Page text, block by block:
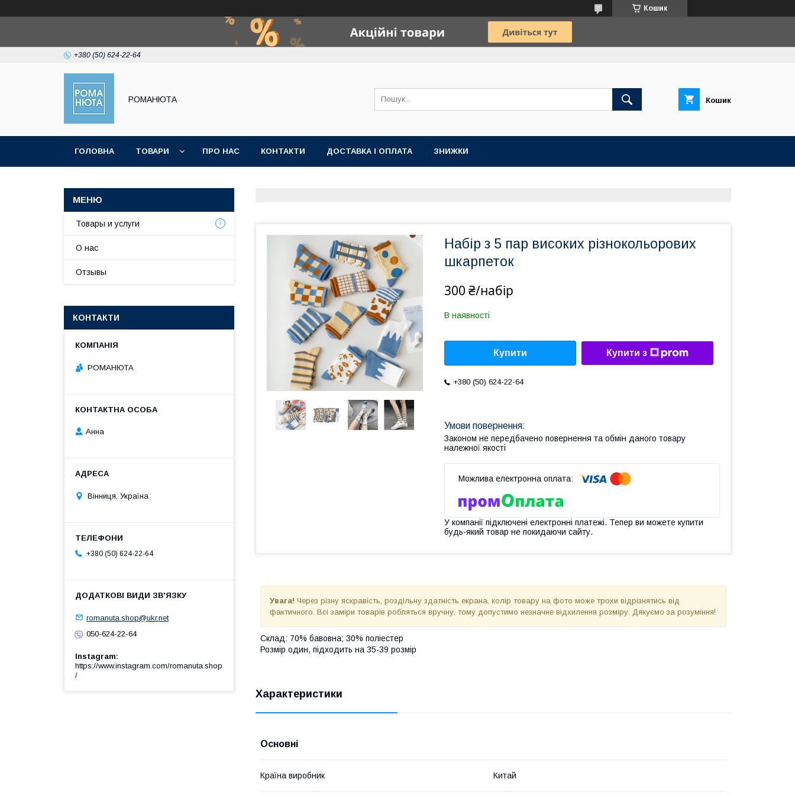
Кошик
+380 (50) 624-22-64
РОМАНЮТА Кошик
ГОЛОВНА ТОВАРИ ПРО НАС КОНТАКТИ ДОСТАВКА І ОПЛАТА ЗНИЖКИ
Набір з 5 пар високих різнокольорових
шкарпеток
300 ₴/набір
В наявності
Купити Купити з
+380 (50) 624-22-64
Законом не передбачено повернення та обмін даного товару
належної якості
У компанії підключені електронні платежі. Тепер ви можете купити
будь-який товар не покидаючи сайту.
Увага! Через різну яскравість, роздільну здатність екрана, колір товару на фото може трохи відрізнятись від
фактичного. Всі заміри товарів робляться вручну, тому допустимо незначне відхилення розміру. Дякуємо за розуміння!
Склад: 70% бавовна; 30% поліестер
Розмір один, підходить на 35-39 розмір
Характеристики
Основні
Країна виробник Китай
Товары и услуги
О нас
Отзывы
КОНТАКТИ
РОМАНЮТА
Анна
Вінниця, Україна
+380 (50) 624-22-64
romanuta.shop@ukr.net
050-624-22-64
Instagram
https://www.instagram.com/romanuta.shop
/